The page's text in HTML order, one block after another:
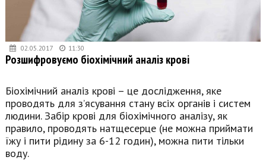
02.05.2017 11:30
Розшифровуємо біохімічний аналіз крові
Біохімічний аналіз крові – це дослідження, яке
проводять для з’ясування стану всіх органів і систем
людини. Забір крові для біохімічного аналізу, як
правило, проводять натщесерце (не можна приймати
їжу і пити рідину за 6-12 годин), можна пити тільки
воду.